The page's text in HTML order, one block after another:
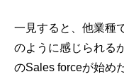
一見すると、他業種
のように感じられる
のSales forceが始め